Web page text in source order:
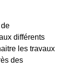
différents
les travaux
des